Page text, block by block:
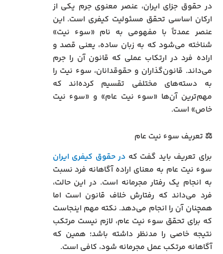
در حقوق جزای ایران، عنصر معنوی جرم یکی از
ارکان اساسی تحقق مسئولیت کیفری است. این
عنصر عمدتاً با مفهومی به نام «سوء نیت»
شناخته می‌شود که به زبان ساده، یعنی قصد و
اراده فرد در ارتکاب عملی که قانون آن را جرم
می‌داند. قانون‌گذاران و حقوقدانان، سوء نیت را
به دسته‌های مختلفی تقسیم کرده‌اند که
مهم‌ترین آن‌ها «سوء نیت عام» و «سوء نیت
خاص» است.
⚖️ تعریف سوء نیت عام
برای تعریف باید گفت که در حقوق کیفری ایران
سوء نیت عام به معنای اراده آگاهانه فرد نسبت
به انجام یک رفتار مجرمانه است. در این حالت،
فرد می‌داند که رفتارش خلاف قانون است اما
همچنان آن را انجام می‌دهد. نکته مهم اینجاست
که برای تحقق سوء نیت عام، لازم نیست مرتکب
نتیجه خاصی را مدنظر داشته باشد؛ همین که
آگاهانه مرتکب عمل مجرمانه شود، کافی است.